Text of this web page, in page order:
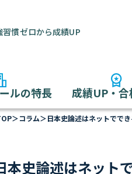
習慣ゼロから成績UP
ルの特長 成績UP・
＞コラム＞日本史論述はネットでで
本史論述はネット